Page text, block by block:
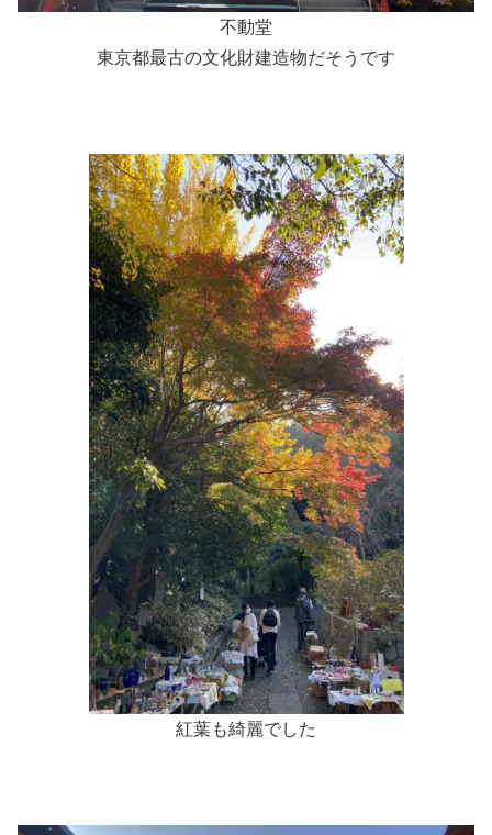
不動堂
東京都最古の文化財建造物だそうです
紅葉も綺麗でした